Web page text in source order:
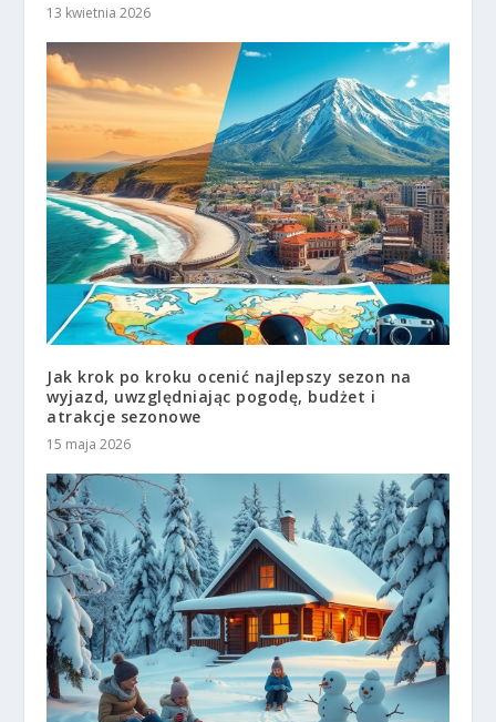
13 kwietnia 2026
Jak krok po kroku ocenić najlepszy sezon na
wyjazd, uwzględniając pogodę, budżet i
atrakcje sezonowe
15 maja 2026